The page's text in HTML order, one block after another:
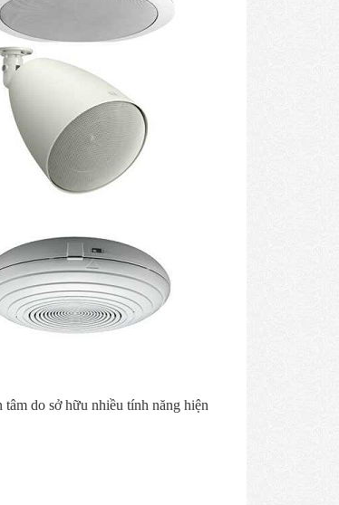
do sở hữu nhiều tính năng hiện